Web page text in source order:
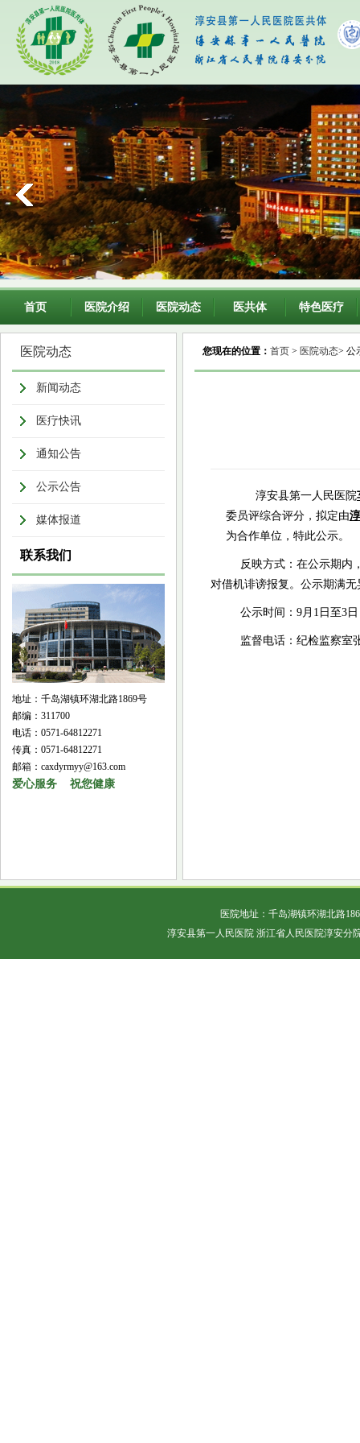
首页 医院介绍 医院动态 医共体 特色医疗
医院动态
新闻动态
医疗快讯
通知公告
公示公告
媒体报道
联系我们
地址：千岛湖镇环湖北路1869号
邮编：311700
电话：0571-64812271
传真：0571-64812271
邮箱：caxdyrmyy@163.com
爱心服务 祝您健康
您现在的位置： 首页 > 医院动态> 公
淳安县第一人民医院
委员评综合评分，拟定由
为合作单位，特此公示。
反映方式：在公示期内
对借机诽谤报复。公示期满
公示时间：9月1日至3
监督电话：纪检监察室
医院地址：千岛湖镇环湖北路
淳安县第一人民医院 浙江省人民医院淳安分